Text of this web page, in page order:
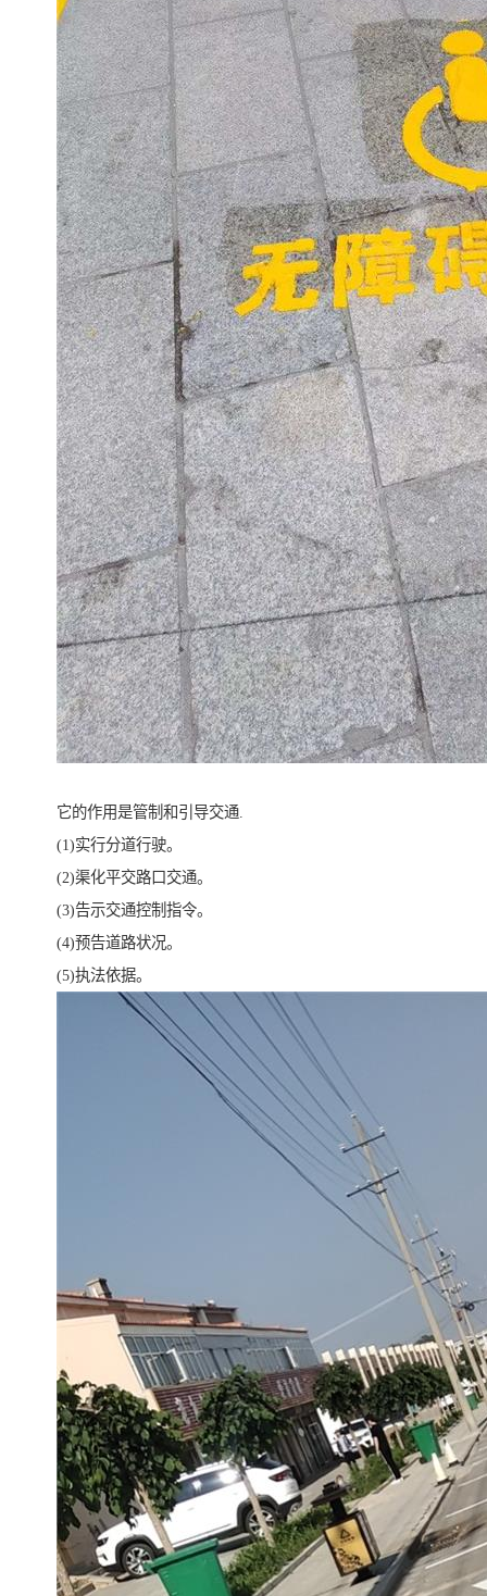
它的作用是管制和引导交通.
(1)实行分道行驶。
(2)渠化平交路口交通。
(3)告示交通控制指令。
(4)预告道路状况。
(5)执法依据。